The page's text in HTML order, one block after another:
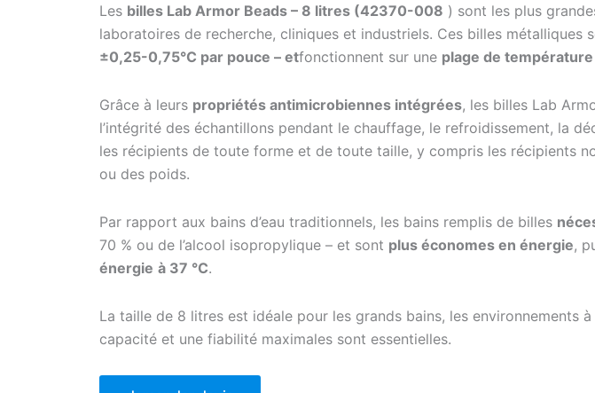
Les billes Lab Armor Beads – 8 litres (42370-008 ) sont les plus
laboratoires de recherche, cliniques et industriels. Ces billes métalliques
±0,25-0,75°C par pouce – etfonctionnent sur une plage de
Grâce à leurs propriétés antimicrobiennes intégrées, les billes Lab
l’intégrité des échantillons pendant le chauffage, le refroidissement, la
les récipients de toute forme et de toute taille, y compris les récipients
ou des poids.
Par rapport aux bains d’eau traditionnels, les bains remplis de billes
70 % ou de l’alcool isopropylique – et sont plus économes en énergie,
énergie à 37 °C.
La taille de 8 litres est idéale pour les grands bains, les
capacité et une fiabilité maximales sont essentielles.